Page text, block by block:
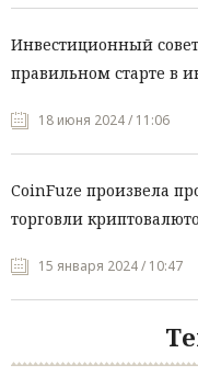
Инвестиционный
правильном старте в
18 июня 2024 / 11:06
CoinFuze произвела
торговли
15 января 2024 / 10:47